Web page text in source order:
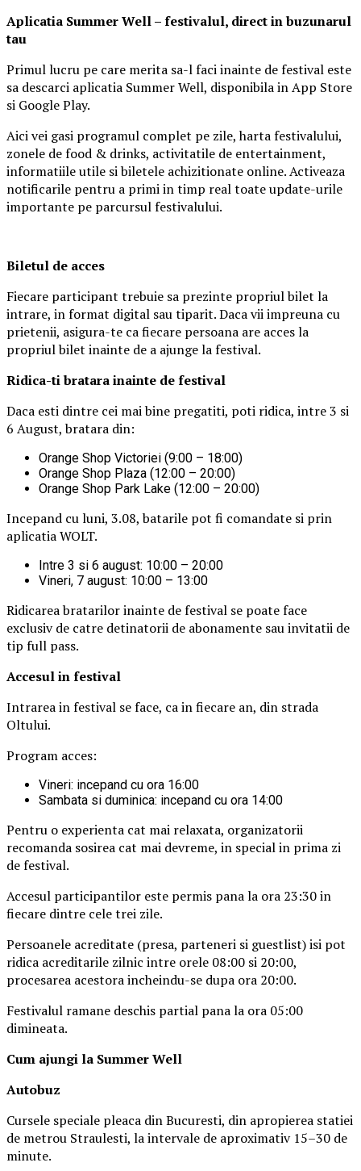
Aplicatia Summer Well– festivalul, direct in buzunarul
tau
Primul lucru pe care merita sa-l faci inainte de festival este
sa descarci aplicatia Summer Well, disponibila in App Store
si Google Play.
Aici vei gasi programul complet pe zile, harta festivalului,
zonele de food & drinks, activitatile de entertainment,
informatiile utile si biletele achizitionate online. Activeaza
notificarile pentru a primi in timp real toate update-urile
importante pe parcursul festivalului.
Biletul de acces
Fiecare participant trebuie sa prezinte propriul bilet la
intrare, in format digital sau tiparit. Daca vii impreuna cu
prietenii, asigura-te ca fiecare persoana are acces la
propriul bilet inainte de a ajunge la festival.
Ridica-ti bratarainainte de festival
Daca esti dintre cei mai bine pregatiti, poti ridica, intre 3 si
6 August, bratara din:
Orange Shop Victoriei (9:00 – 18:00)
Orange Shop Plaza (12:00 – 20:00)
Orange Shop Park Lake (12:00 – 20:00)
Incepand cu luni, 3.08, batarile pot fi comandate si prin
aplicatia WOLT.
Intre 3 si 6 august: 10:00 – 20:00
Vineri, 7 august: 10:00 – 13:00
Ridicarea bratarilor inainte de festival se poate face
exclusiv de catre detinatorii de abonamente sau invitatii de
tip full pass.
Accesul in festival
Intrarea in festival se face, ca in fiecare an, din strada
Oltului.
Program acces:
Vineri: incepand cu ora 16:00
Sambata si duminica: incepand cu ora 14:00
Pentru o experienta cat mai relaxata, organizatorii
recomanda sosirea cat mai devreme, in special in prima zi
de festival.
Accesul participantilor este permis pana la ora 23:30 in
fiecare dintre cele trei zile.
Persoanele acreditate (presa, parteneri si guestlist) isi pot
ridica acreditarile zilnic intre orele 08:00 si 20:00,
procesarea acestora incheindu-se dupa ora 20:00.
Festivalul ramane deschis partial pana la ora 05:00
dimineata.
Cum ajungi la Summer Well
Autobuz
Cursele speciale pleaca din Bucuresti, din apropierea statiei
de metrou Straulesti, la intervale de aproximativ 15–30 de
minute.